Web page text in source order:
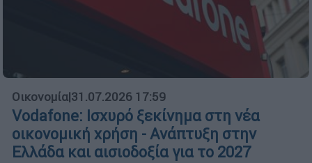
Οικονομία|31.07.2026 17:59
Vodafone: Ισχυρό ξεκίνημα στη νέα
οικονομική χρήση - Ανάπτυξη στην
Ελλάδα και αισιοδοξία για το 2027